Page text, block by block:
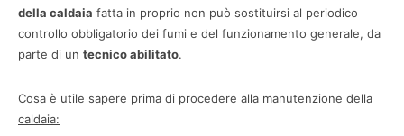
della caldaia fatta in proprio non può sostituirsi al periodico
controllo obbligatorio dei fumi e del funzionamento generale, da
parte di un tecnico abilitato.
Cosa è utile sapere prima di procedere alla manutenzione della
caldaia: